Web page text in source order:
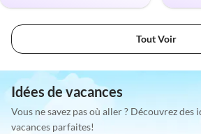
Tout Voir
Idées de vacances
Vous ne savez pas où aller ? Découvrez des
vacances parfaites!